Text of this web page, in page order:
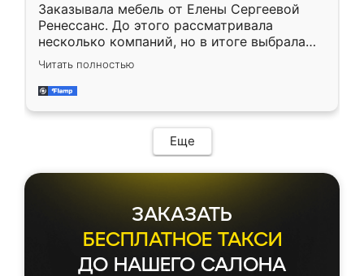
Заказывала мебель от Елены Сергеевой
Ренессанс. До этого рассматривала
несколько компаний, но в итоге выбрала
эту. Сначала обговорили условия, потом
приехал замерщик, всё спокойно объяснил
и снял размеры. Изготовили в срок, с
мебель сразу встала на свое место без
каких-либо доработок. Качеством осталась
довольна, все выглядит так, как и ожидала.
Читать полностью
Еще
ЗАКАЗАТЬ
БЕСПЛАТНОЕ ТАКСИ
ДО НАШЕГО САЛОНА